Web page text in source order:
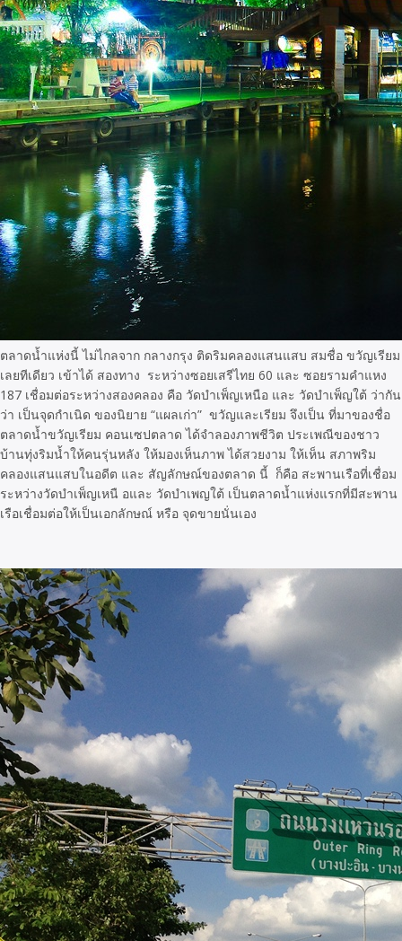
ตลาดน้ำแห่งนี้ ไม่ไกลจาก กลางกรุง ติดริมคลองแสนแสบ สมชื่อ ขวัญเรียม
เลยทีเดียว เข้าได้ สองทาง ระหว่างซอยเสรีไทย 60 และ ซอยรามคำแหง
187 เชื่อมต่อระหว่างสองคลอง คือ วัดบำเพ็ญเหนือ และ วัดบำเพ็ญใต้ ว่ากัน
ว่า เป็นจุดกำเนิด ของนิยาย “แผลเก่า” ขวัญและเรียม จึงเป็น ที่มาของชื่อ
ตลาดน้ำขวัญเรียม คอนเซปตลาด ได้จำลองภาพชีวิต ประเพณีของชาว
บ้านทุ่งริมน้ำให้คนรุ่นหลัง ให้มองเห็นภาพ ได้สวยงาม ให้เห็น สภาพริม
คลองแสนแสบในอดีต และ สัญลักษณ์ของตลาด นี้ ก็คือ สะพานเรือที่เชื่อม
ระหว่างวัดบำเพ็ญเหนื อและ วัดบำเพญใต้ เป็นตลาดน้ำแห่งแรกที่มีสะพาน
เรือเชื่อมต่อให้เป็นเอกลักษณ์ หรือ จุดขายนั่นเอง